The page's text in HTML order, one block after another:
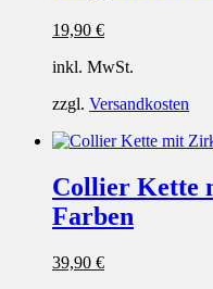
19,90 €
inkl. MwSt.
zzgl. Versandkosten
Collier Kette
Farben
39,90 €